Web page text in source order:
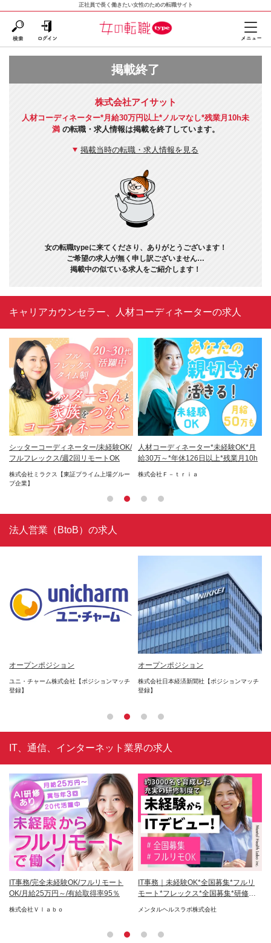
正社員で長く働きたい女性のための転職サイト
掲載終了
株式会社アイサット
人材コーディネーター*月給30万円以上*ノルマなし*残業月10h未
満 の転職・求人情報は掲載を終了しています。
掲載当時の転職・求人情報を見る
女の転職typeに来てくださり、ありがとうございます！
ご希望の求人が無く申し訳ございません…
掲載中の似ている求人をご紹介します！
キャリアカウンセラー、人材コーディネーターの求人
シッターコーディネーター/未経験OK/
フルフレックス/週2回リモートOK
株式会社ミラクス【東証プライム上場グルー
プ企業】
人材コーディネーター*未経験OK*月
給30万～*年休126日以上*残業月10h
株式会社Ｆ－ｔｒｉａ
法人営業（BtoB）の求人
オープンポジション
ユニ・チャーム株式会社【ポジションマッチ
登録】
オープンポジション
株式会社日本経済新聞社【ポジションマッチ
登録】
IT、通信、インターネット業界の求人
IT事務/完全未経験OK/フルリモート
OK/月給25万円～/有給取得率95％
株式会社Ｖｌａｂｏ
IT事務｜未経験OK*全国募集*フルリ
モート*フレックス*全国募集*研修約7
メンタルヘルスラボ株式会社